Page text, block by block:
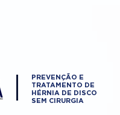
PREVENÇÃO E
TRATAMENTO DE
HÉRNIA DE DISCO
SEM CIRURGIA